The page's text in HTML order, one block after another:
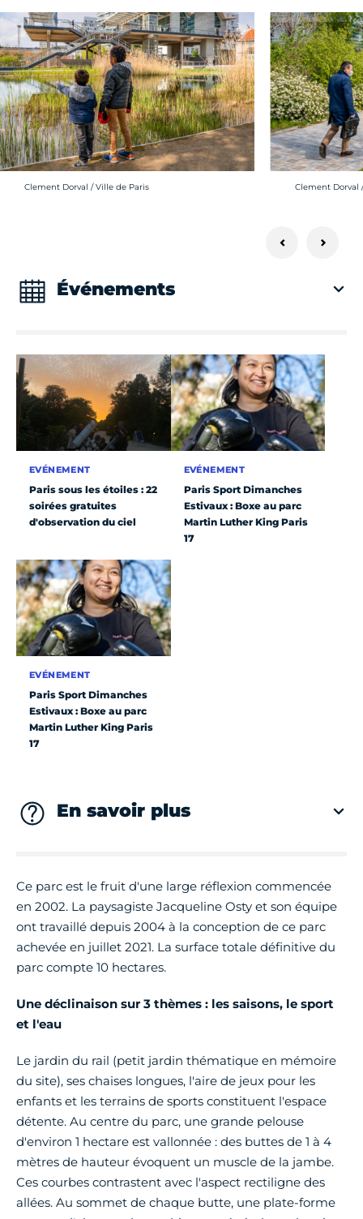
Crédit photo :
Clement Dorval / Ville de Paris Crédit photo :
Clement Dorval
Événements
EVÉNEMENT
Paris sous les étoiles : 22
soirées gratuites
d'observation du ciel
EVÉNEMENT
Paris Sport Dimanches
Estivaux : Boxe au parc
Martin Luther King Paris
17
EVÉNEMENT
Paris Sport Dimanches
Estivaux : Boxe au parc
Martin Luther King Paris
17
En savoir plus
Ce parc est le fruit d'une large réflexion commencée
en 2002. La paysagiste Jacqueline Osty et son équipe
ont travaillé depuis 2004 à la conception de ce parc
achevée en juillet 2021. La surface totale définitive du
parc compte 10 hectares.
Une déclinaison sur 3 thèmes : les saisons, le sport
et l'eau
Le jardin du rail (petit jardin thématique en mémoire
du site), ses chaises longues, l'aire de jeux pour les
enfants et les terrains de sports constituent l'espace
détente. Au centre du parc, une grande pelouse
d'environ 1 hectare est vallonnée : des buttes de 1 à 4
mètres de hauteur évoquent un muscle de la jambe.
Ces courbes contrastent avec l'aspect rectiligne des
allées. Au sommet de chaque butte, une plate-forme